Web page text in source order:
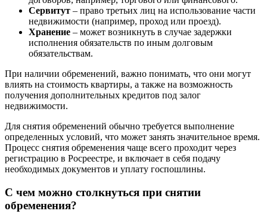
Сервитут – право третьих лиц на использование части
недвижимости (например, проход или проезд).
Хранение – может возникнуть в случае задержки
исполнения обязательств по иным долговым
обязательствам.
При наличии обременений, важно понимать, что они могут
влиять на стоимость квартиры, а также на возможность
получения дополнительных кредитов под залог
недвижимости.
Для снятия обременений обычно требуется выполнение
определенных условий, что может занять значительное время.
Процесс снятия обременения чаще всего проходит через
регистрацию в Росреестре, и включает в себя подачу
необходимых документов и уплату госпошлины.
С чем можно столкнуться при снятии
обременения?